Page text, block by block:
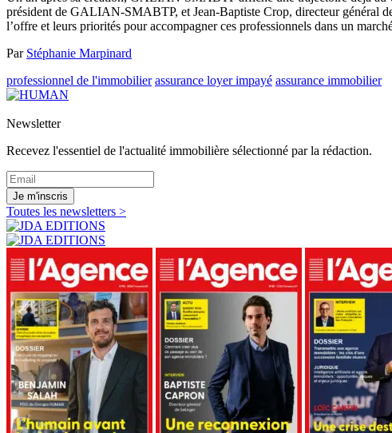
président de GALIAN-SMABTP, et Jean-Baptiste Crop, directeur général
l’offre et leurs priorités pour accompagner ces professionnels dans un
Par Stéphanie Marpinard
professionnel de l'immobilier assurance loyer impayé assurance immobilier
Newsletter
Recevez l'essentiel de l'actualité immobilière sélectionné par la rédaction.
Je m'inscris
Toutes les newsletters >